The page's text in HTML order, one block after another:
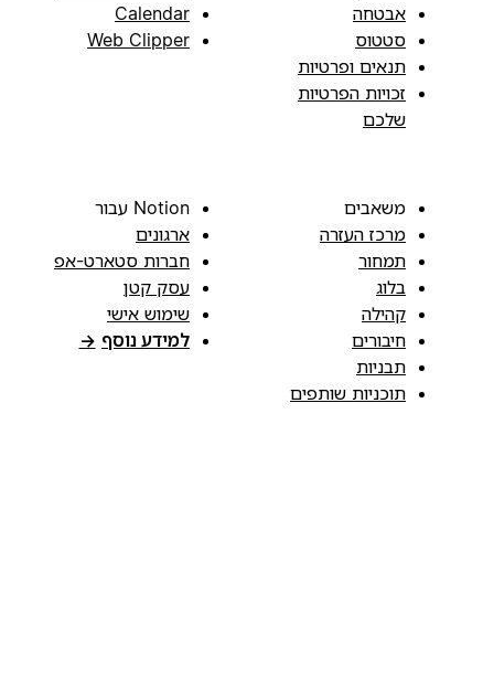
אבטחה
סטטוס
תנאים ופרטיות
זכויות הפרטיות
שלכם
Calendar
Web Clipper
משאבים
מרכז העזרה
תמחור
בלוג
קהילה
חיבורים
תבניות
תוכניות שותפים
Notion עבור
ארגונים
חברות סטארט-אפ
עסק קטן
שימוש אישי
למידע נוסף →